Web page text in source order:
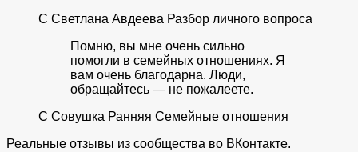
С Светлана Авдеева Разбор личного вопроса
Помню, вы мне очень сильно
помогли в семейных отношениях. Я
вам очень благодарна. Люди,
обращайтесь — не пожалеете.
С Совушка Ранняя Семейные отношения
Реальные отзывы из сообщества во ВКонтакте.